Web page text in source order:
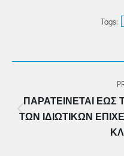
Tags:
ΠΑΡΑΤΕΊΝΕΤΑΙ ΈΩΣ
ΤΩΝ ΙΔΙΩΤΙΚΏΝ